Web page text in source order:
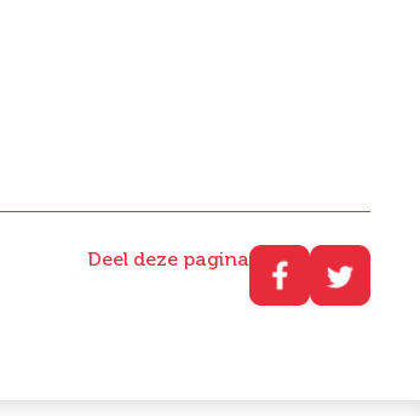
Deel deze pagina